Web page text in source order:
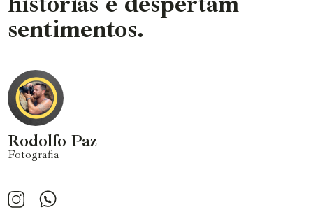
sentimentos.
Rodolfo Paz
Fotografia